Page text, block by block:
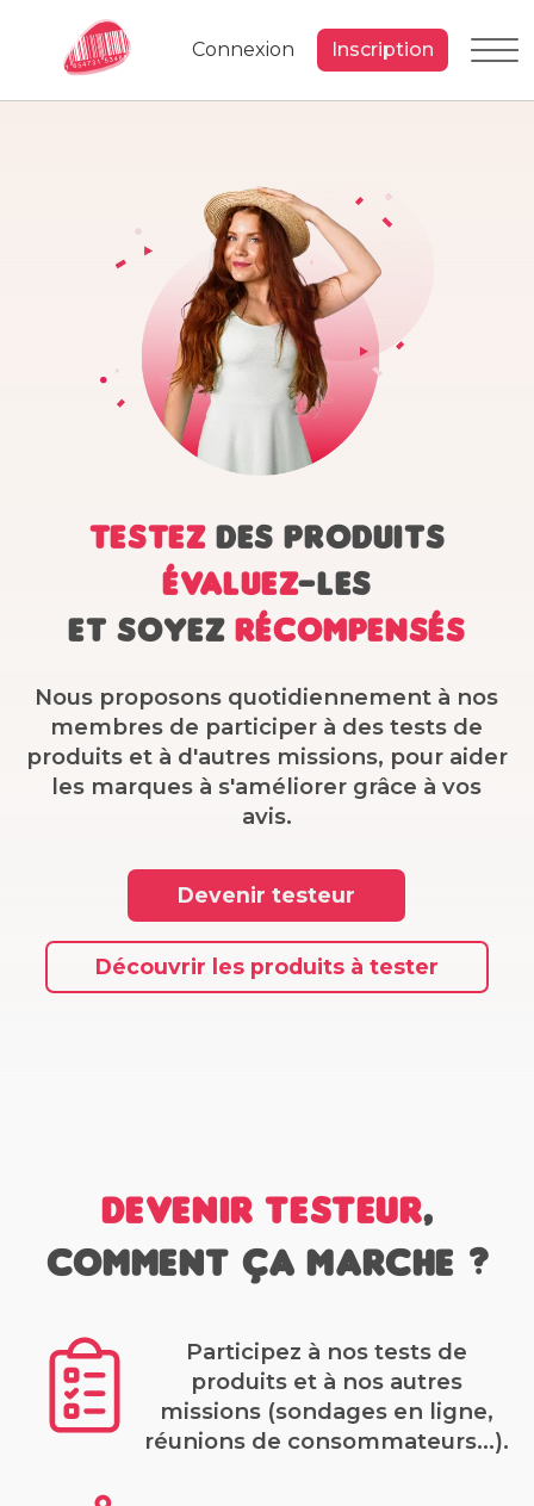
Connexion Inscription
Testezdes produits
Évaluez-les
Et soyez récompensés
Nous proposons quotidiennement à nos
membres de participer à des tests de
produits et à d'autres missions, pour aider
les marques à s'améliorer grâce à vos
avis.
Devenir testeur
Découvrir les produits à tester
Devenir testeur,
comment ça marche ?
Participez à nos tests de
produits et à nos autres
missions (sondages en ligne,
réunions de consommateurs...).